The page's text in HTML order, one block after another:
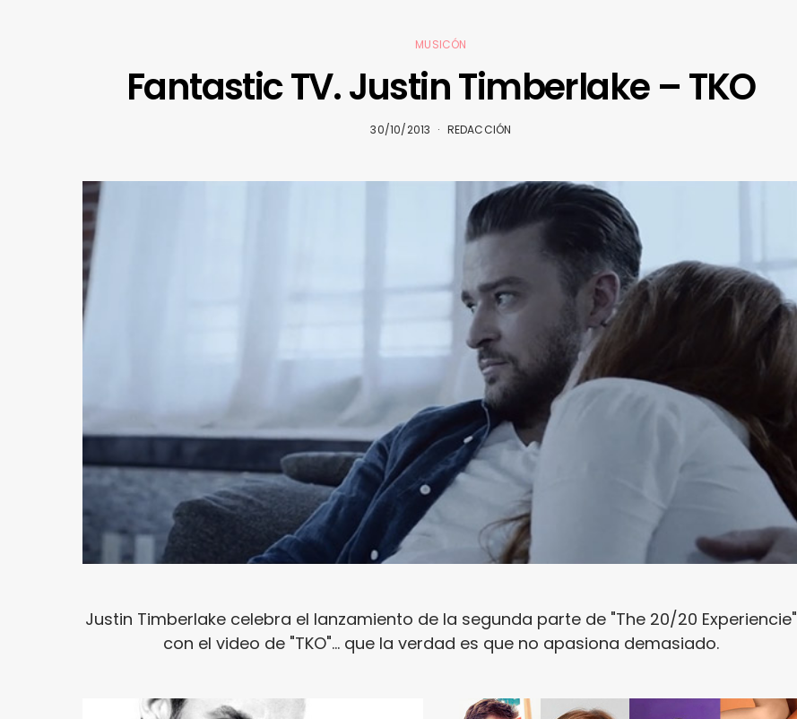
MUSICÓN
Fantastic TV. Justin Timberlake – TKO
30/10/2013 REDACCIÓN
Justin Timberlake celebra el lanzamiento de la segunda parte de "The 20/20 Experiencie"
con el video de "TKO"... que la verdad es que no apasiona demasiado.